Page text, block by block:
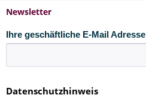
Newsletter
Ihre geschäftliche E-Mail Adresse
Datenschutzhinweis